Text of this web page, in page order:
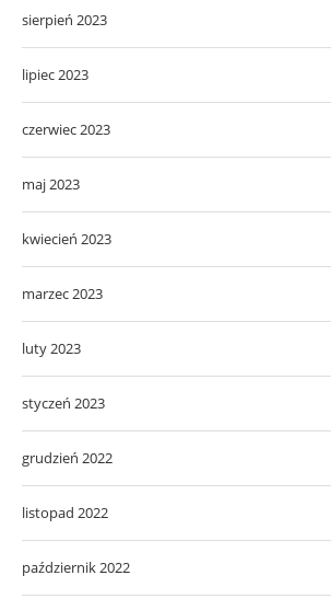
sierpień 2023
lipiec 2023
czerwiec 2023
maj 2023
kwiecień 2023
marzec 2023
luty 2023
styczeń 2023
grudzień 2022
listopad 2022
październik 2022